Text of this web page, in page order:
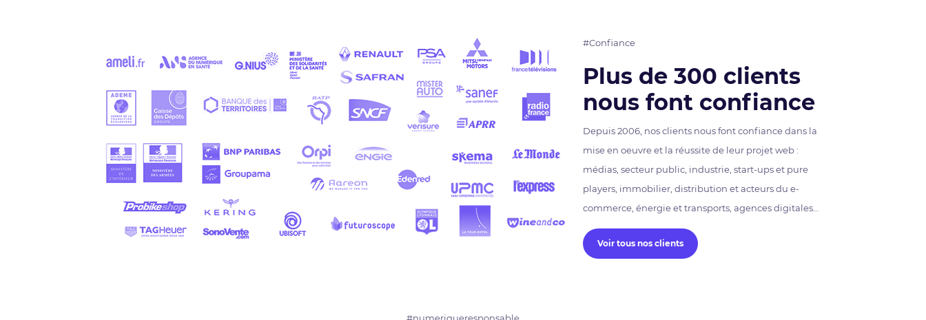
#Confiance
Plus de 300 clients
nous font confiance
Depuis 2006, nos clients nous font confiance dans la
mise en oeuvre et la réussite de leur projet web :
médias, secteur public, industrie, start-ups et pure
players, immobilier, distribution et acteurs du e-
commerce, énergie et transports, agences digitales…
Voir tous nos clients
#numeriqueresponsable